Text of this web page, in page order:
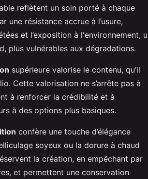
reflètent un soin porté à chaque
résistance accrue à l’usure,
et l’exposition à l'environnement,
plus vulnérables aux dégradations.
supérieure valorise le contenu, qu’il
Cette valorisation ne s’arrête pas à
à renforcer la crédibilité et à
à des options plus basiques.
confère une touche d’élégance
soyeux ou la dorure à chaud
la création, en empêchant par
et permettent une conservation